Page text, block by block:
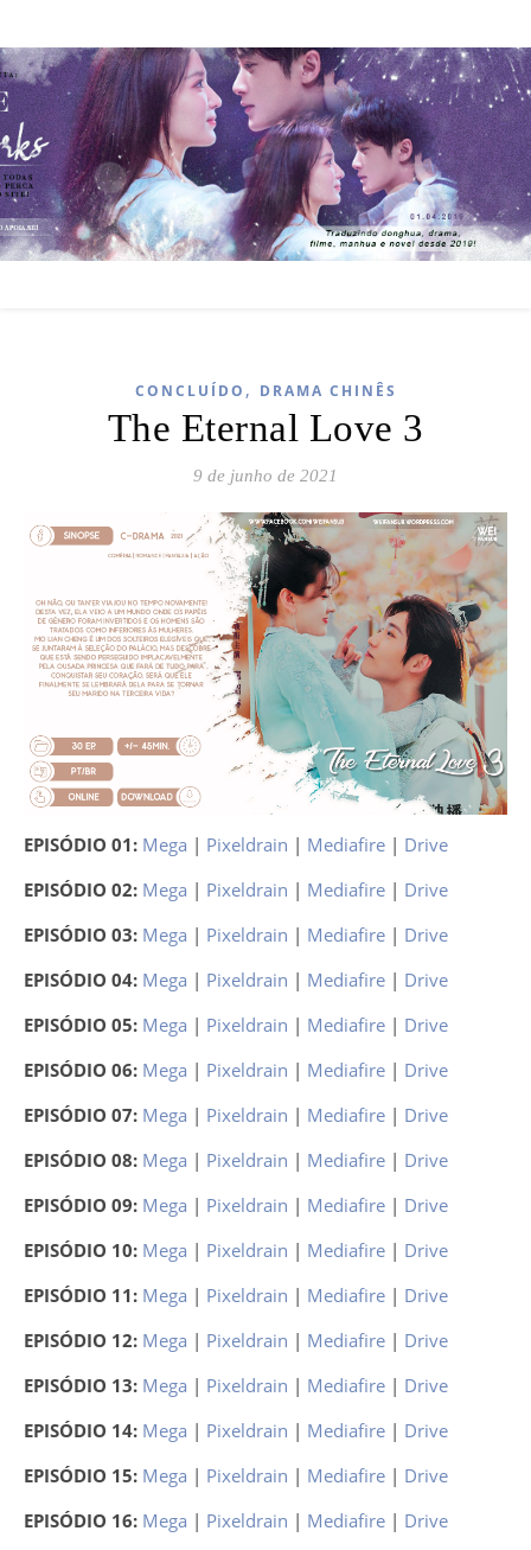
CONCLUÍDO , DRAMA CHINÊS
The Eternal Love 3
9 de junho de 2021
EPISÓDIO 01: Mega | Pixeldrain | Mediafire | Drive
EPISÓDIO 02: Mega | Pixeldrain | Mediafire | Drive
EPISÓDIO 03: Mega | Pixeldrain | Mediafire | Drive
EPISÓDIO 04: Mega | Pixeldrain | Mediafire | Drive
EPISÓDIO 05: Mega | Pixeldrain | Mediafire | Drive
EPISÓDIO 06: Mega | Pixeldrain | Mediafire | Drive
EPISÓDIO 07: Mega | Pixeldrain | Mediafire | Drive
EPISÓDIO 08: Mega | Pixeldrain | Mediafire | Drive
EPISÓDIO 09: Mega | Pixeldrain | Mediafire | Drive
EPISÓDIO 10: Mega | Pixeldrain | Mediafire | Drive
EPISÓDIO 11: Mega | Pixeldrain | Mediafire | Drive
EPISÓDIO 12: Mega | Pixeldrain | Mediafire | Drive
EPISÓDIO 13: Mega | Pixeldrain | Mediafire | Drive
EPISÓDIO 14: Mega | Pixeldrain | Mediafire | Drive
EPISÓDIO 15: Mega | Pixeldrain | Mediafire | Drive
EPISÓDIO 16: Mega | Pixeldrain | Mediafire | Drive